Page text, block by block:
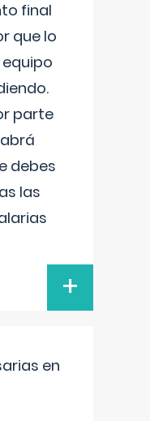
final
que lo
parte
debes
las
+
en